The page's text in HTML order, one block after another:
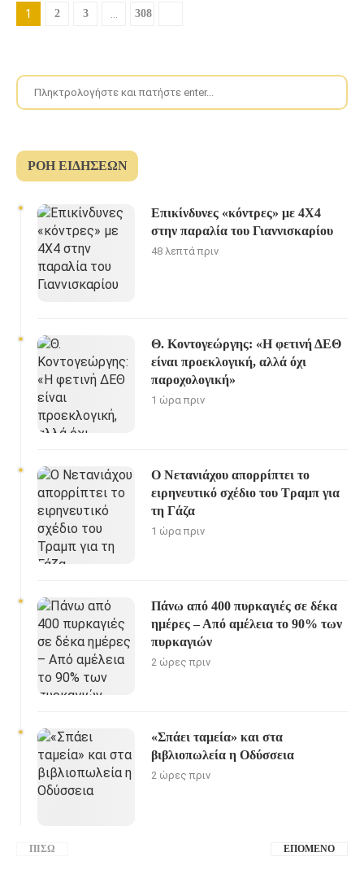
1 2 3 308
ΡΟΉ ΕΙΔΉΣΕΩΝ
Επικίνδυνες «κόντρες» με 4Χ4
στην παραλία του Γιαννισκαρίου
48 λεπτά πριν
Θ. Κοντογεώργης: «Η φετινή ΔΕΘ
είναι προεκλογική, αλλά όχι
παροχολογική»
1 ώρα πριν
Ο Νετανιάχου απορρίπτει το
ειρηνευτικό σχέδιο του Τραμπ για
τη Γάζα
1 ώρα πριν
Πάνω από 400 πυρκαγιές σε δέκα
ημέρες – Από αμέλεια το 90% των
πυρκαγιών
2 ώρες πριν
«Σπάει ταμεία» και στα
βιβλιοπωλεία η Οδύσσεια
2 ώρες πριν
ΠΊΣΩ ΕΠΌΜΕΝΟ